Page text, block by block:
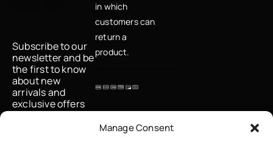
Manage Consent
Subscribe to our
newsletter and be
the first to know
about new
arrivals and
exclusive offers
in which
customers can
return a
product.